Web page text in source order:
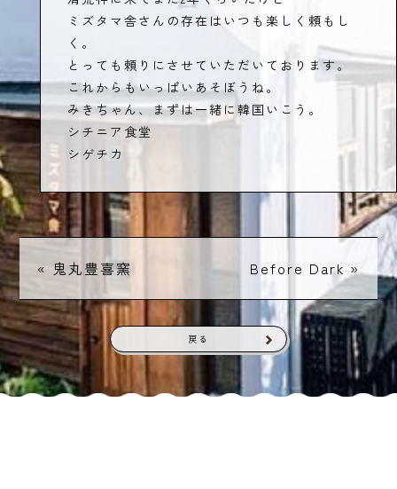
ミズタマ舎さんの存在はいつも楽しく頼もし
く。
とっても頼りにさせていただいております。
これからもいっぱいあそぼうね。
みきちゃん、まずは一緒に韓国いこう。
シチニア食堂
シゲチカ
« 鬼丸豊喜窯 Before Dark »
戻る